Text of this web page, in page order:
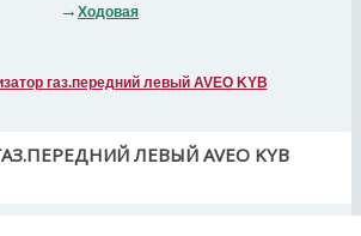
Ходовая
газ.передний левый AVEO KYB
ЛЕВЫЙ AVEO KYB